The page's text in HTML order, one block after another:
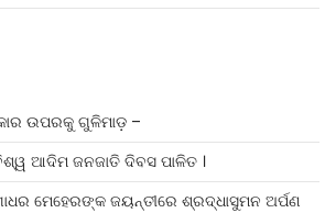
ଉପରକୁ ଗୁଳିମାଡ଼ –
ଆଦିମ ଜନଜାତି ଦିବସ ପାଳିତ ।
ମେହେରଙ୍କ ଜୟନ୍ତୀରେ ଶ୍ରଦ୍ଧାସୁମନ ଅର୍ପଣ